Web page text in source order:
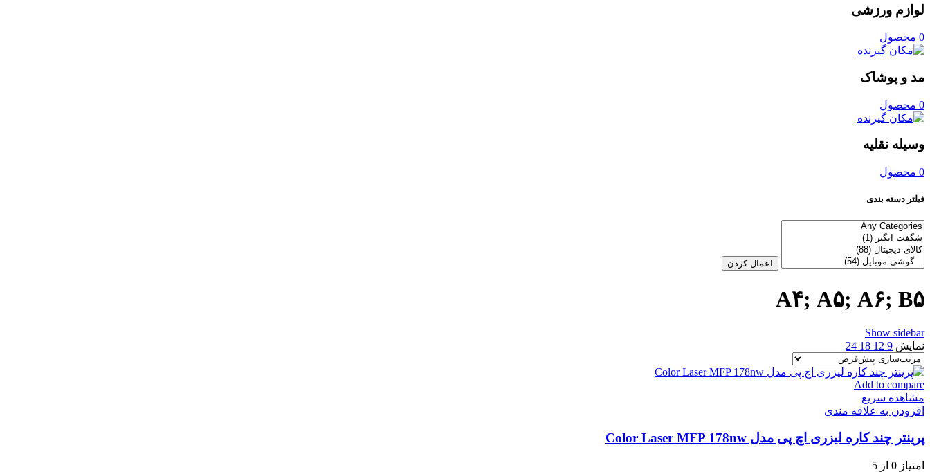
لوازم ورزشی
0 محصول
مد و پوشاک
0 محصول
وسیله نقلیه
0 محصول
فیلتر دسته بندی
اعمال کردن
A۴; A۵; A۶; B۵
Show sidebar
نمایش 9
12
18
24
Add to compare
مشاهده سریع
افزودن به علاقه مندی
پرینتر چند کاره لیزری اچ‌ پی مدل Color Laser MFP 178nw
امتیاز 0 از 5